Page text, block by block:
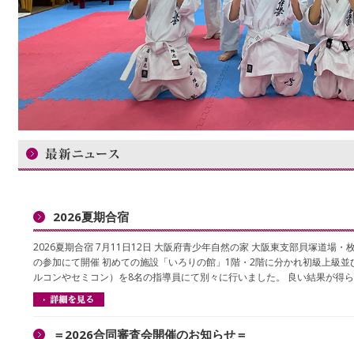
2026夏期合宿
2026夏期合宿 7月11日12日 大阪府青少年自然の家 大阪東支部貝塚道場・
の参加にて開催 初めての施設「いろりの館」1階・2階に分かれ初級上級並
ルコンやセミコン）を8名の指導員にて別々に行いました。 良い結果が得
＝2026合同審査会開催のお知らせ＝